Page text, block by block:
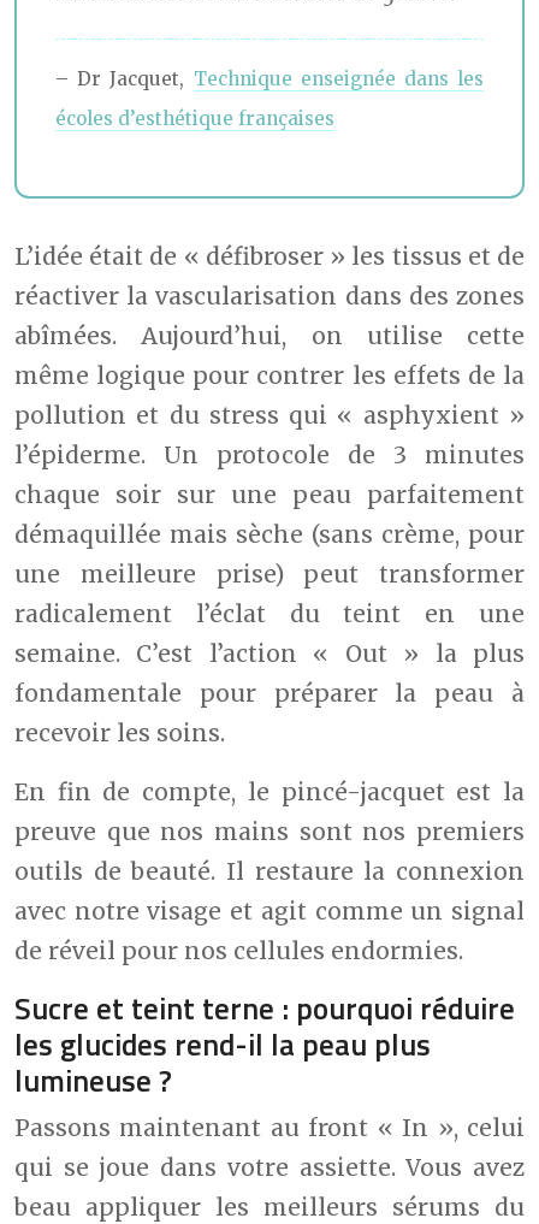
– Dr Jacquet, Technique enseignée dans les
écoles d’esthétique françaises
L’idée était de « défibroser » les tissus et de
réactiver la vascularisation dans des zones
abîmées. Aujourd’hui, on utilise cette
même logique pour contrer les effets de la
pollution et du stress qui « asphyxient »
l’épiderme. Un protocole de 3 minutes
chaque soir sur une peau parfaitement
démaquillée mais sèche (sans crème, pour
une meilleure prise) peut transformer
radicalement l’éclat du teint en une
semaine. C’est l’action « Out » la plus
fondamentale pour préparer la peau à
recevoir les soins.
En fin de compte, le pincé-jacquet est la
preuve que nos mains sont nos premiers
outils de beauté. Il restaure la connexion
avec notre visage et agit comme un signal
de réveil pour nos cellules endormies.
Sucre et teint terne : pourquoi réduire
les glucides rend-il la peau plus
lumineuse ?
Passons maintenant au front « In », celui
qui se joue dans votre assiette. Vous avez
beau appliquer les meilleurs sérums du